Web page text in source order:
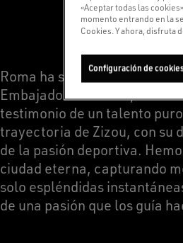
Roma ha sido el escenario
Embajadores Golden,
testimonio de un talento
trayectoria de Zizou, con su
de la pasión deportiva.
ciudad eterna, capturando
solo espléndidas
de una pasión que los guía
«Aceptar todas las
momento entrando en la
Cookies. Y ahora, disfruta
Configuración de